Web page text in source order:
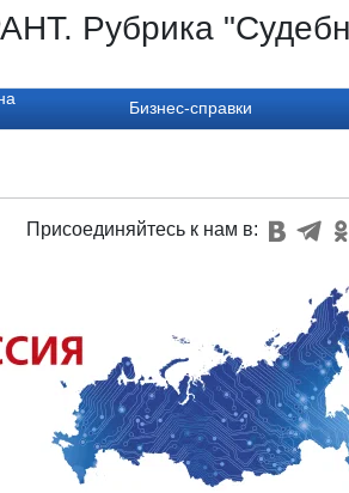
Рубрика
Бизнес-справки
Присоединяйтесь к нам в: